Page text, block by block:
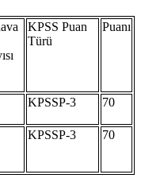
KPSS Puan
Türü
Puanı
KPSSP-3 70
KPSSP-3 70